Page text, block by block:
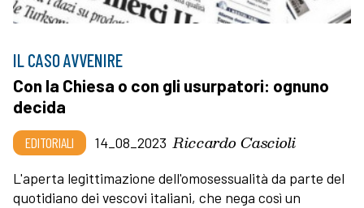
IL CASO AVVENIRE
Con la Chiesa o con gli usurpatori: ognuno
decida
EDITORIALI 14_08_2023 Riccardo Cascioli
L'aperta legittimazione dell'omosessualità da parte del
quotidiano dei vescovi italiani, che nega così un